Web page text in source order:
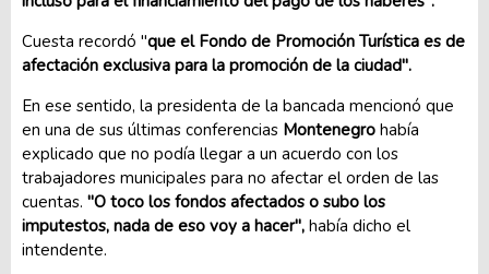
Cuesta recordó "que el Fondo de Promoción Turística es de
afectación exclusiva para la promoción de la ciudad".
En ese sentido, la presidenta de la bancada mencionó que
en una de sus últimas conferencias Montenegro había
explicado que no podía llegar a un acuerdo con los
trabajadores municipales para no afectar el orden de las
cuentas. "O toco los fondos afectados o subo los
imputestos, nada de eso voy a hacer", había dicho el
intendente.